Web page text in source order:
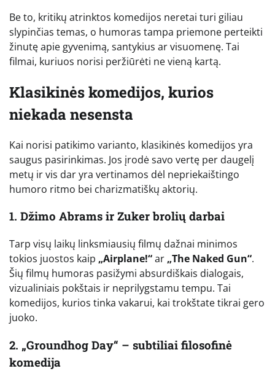
Be to, kritikų atrinktos komedijos neretai turi giliau
slypinčias temas, o humoras tampa priemone perteikti
žinutę apie gyvenimą, santykius ar visuomenę. Tai
filmai, kuriuos norisi peržiūrėti ne vieną kartą.
Klasikinės komedijos, kurios
niekada nesensta
Kai norisi patikimo varianto, klasikinės komedijos yra
saugus pasirinkimas. Jos įrodė savo vertę per daugelį
metų ir vis dar yra vertinamos dėl nepriekaištingo
humoro ritmo bei charizmatiškų aktorių.
1. Džimo Abrams ir Zuker brolių darbai
Tarp visų laikų linksmiausių filmų dažnai minimos
tokios juostos kaip „Airplane!“ar „The Naked Gun“.
Šių filmų humoras pasižymi absurdiškais dialogais,
vizualiniais pokštais ir neprilygstamu tempu. Tai
komedijos, kurios tinka vakarui, kai trokštate tikrai gero
juoko.
2. „Groundhog Day“ – subtiliai filosofinė
komedija